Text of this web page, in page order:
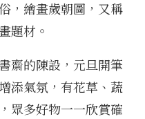
，繪畫歲朝圖，又稱
題材。
齋的陳設，元旦開筆
添氣氛，有花草、蔬
眾多好物一一欣賞確